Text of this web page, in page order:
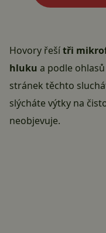
Hovory řešítři
hluku a podle
stránek těchto
slýcháte výtky na
neobjevuje.